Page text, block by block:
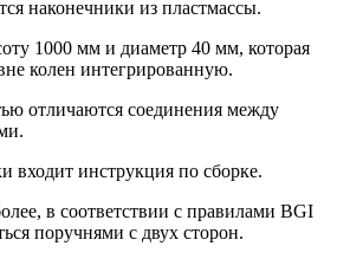
наконечники из пластмассы.
1000 мм и диаметр 40 мм, которая
колен интегрированную.
отличаются соединения между
входит инструкция по сборке.
в соответствии с правилами BGI
поручнями с двух сторон.